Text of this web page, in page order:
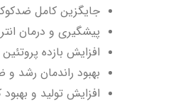
جایگزین کامل
پیشگیری و درمان
افزایش بازده
بهبود راندمان رشد
افزایش تولید و